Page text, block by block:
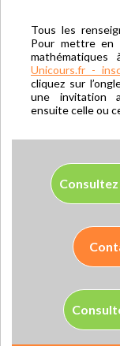
Tous les
Pour mettre en
mathématiques
Unicours.fr -
cliquez sur
une invitation
ensuite celle ou